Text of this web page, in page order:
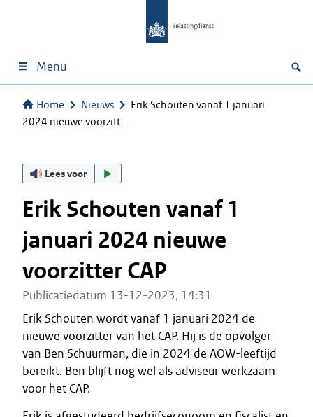
Menu
Home Nieuws
Erik Schouten vanaf 1 januari
2024 nieuwe voorzitt…
Lees voor
Erik Schouten vanaf 1
januari 2024 nieuwe
voorzitter CAP
Publicatiedatum 13-12-2023, 14:31
Erik Schouten wordt vanaf 1 januari 2024 de
nieuwe voorzitter van het CAP. Hij is de opvolger
van Ben Schuurman, die in 2024 de AOW-leeftijd
bereikt. Ben blijft nog wel als adviseur werkzaam
voor het CAP.